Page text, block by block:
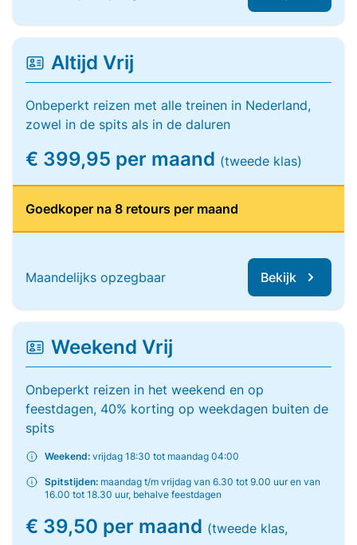
Altijd Vrij
Onbeperkt reizen met alle treinen in Nederland,
zowel in de spits als in de daluren
€ 399,95 per maand (tweede klas)
Goedkoper na 8 retours per maand
Maandelijks opzegbaar Bekijk
Weekend Vrij
Onbeperkt reizen in het weekend en op
feestdagen, 40% korting op weekdagen buiten de
spits
Weekend: vrijdag 18:30 tot maandag 04:00
Spitstijden: maandag t/m vrijdag van 6.30 tot 9.00 uur en van
16.00 tot 18.30 uur, behalve feestdagen
€ 39,50 per maand (tweede klas,